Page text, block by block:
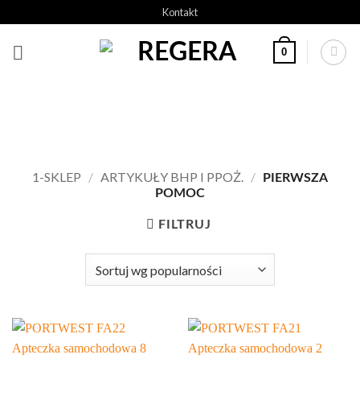
do
treści
Kontakt
0
1-SKLEP / ARTYKUŁY BHP I PPOŻ. /
PIERWSZA
POMOC
FILTRUJ